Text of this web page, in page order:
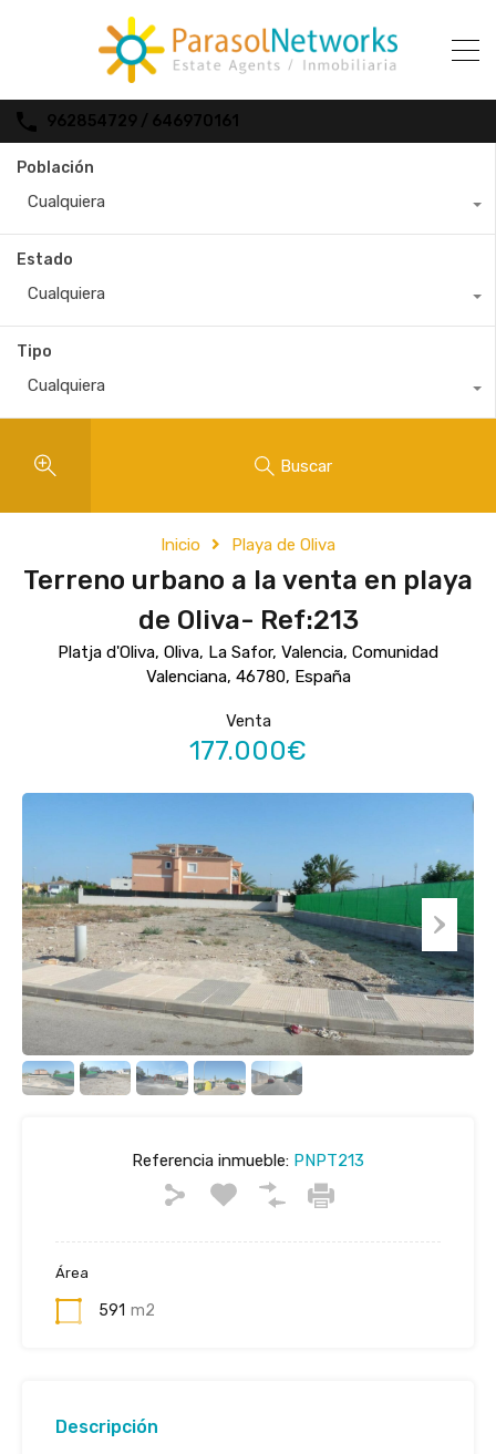
962854729 / 646970161
Población
Cualquiera
Estado
Cualquiera
Tipo
Cualquiera
Buscar
Inicio Playa de Oliva
Terreno urbano a la venta en playa
de Oliva- Ref:213
Platja d'Oliva, Oliva, La Safor, Valencia, Comunidad
Valenciana, 46780, España
Venta
177.000€
Referencia inmueble: PNPT213
Área
591 m2
Descripción